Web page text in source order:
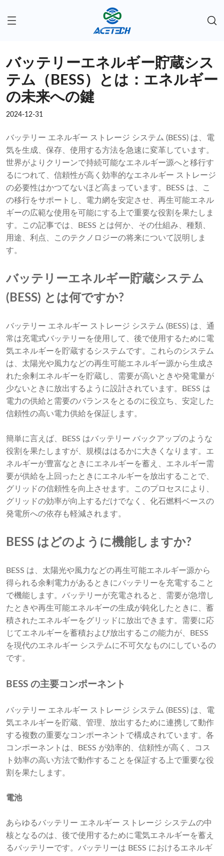
バッテリーエネルギー貯蔵シス
テム（BESS）とは：エネルギー
の未来への鍵
2024-12-31
バッテリー エネルギー ストレージ システム (BESS) は、電
気を生成、保存、使用する方法を急速に変革しています。
世界がよりクリーンで持続可能なエネルギー源へと移行す
るにつれて、信頼性が高く効率的なエネルギー ストレージ
の必要性はかつてないほど高まっています。BESS は、こ
の移行をサポートし、電力網を安定させ、再生可能エネル
ギーの広範な使用を可能にする上で重要な役割を果たしま
す。この記事では、BESS とは何か、その仕組み、種類、
用途、利点、このテクノロジーの将来について説明しま
す。
バッテリーエネルギー貯蔵システム
(BESS) とは何ですか?
バッテリー エネルギー ストレージ システム (BESS) は、通
常は充電式バッテリーを使用して、後で使用するために電
気エネルギーを貯蔵するシステムです。これらのシステム
は、太陽光や風力などの再生可能エネルギー源から生成さ
れた余剰エネルギーを貯蔵し、需要が高いときや発電量が
少ないときに放出するように設計されています。BESS は
電力の供給と需要のバランスをとるのに役立ち、安定した
信頼性の高い電力供給を保証します。
簡単に言えば、BESS はバッテリー バックアップのような
役割を果たしますが、規模ははるかに大きくなります。エ
ネルギーが豊富なときにエネルギーを蓄え、エネルギー需
要が供給を上回ったときにエネルギーを放出することで、
グリッドの信頼性を向上させます。このプロセスにより、
グリッドの効率が向上するだけでなく、化石燃料ベースの
発電所への依存も軽減されます。
BESS はどのように機能しますか?
BESS は、太陽光や風力などの再生可能エネルギー源から
得られる余剰電力があるときにバッテリーを充電すること
で機能します。バッテリーが充電されると、需要が急増し
たときや再生可能エネルギーの生成が鈍化したときに、蓄
積されたエネルギーをグリッドに放出できます。需要に応
じてエネルギーを蓄積および放出するこの能力が、BESS
を現代のエネルギー システムに不可欠なものにしているの
です。
BESS の主要コンポーネント
バッテリー エネルギー ストレージ システム (BESS) は、電
気エネルギーを貯蔵、管理、放出するために連携して動作
する複数の重要なコンポーネントで構成されています。各
コンポーネントは、BESS が効率的、信頼性が高く、コス
ト効率の高い方法で動作することを保証する上で重要な役
割を果たします。
電池
あらゆるバッテリー エネルギー ストレージ システムの中
核となるのは、後で使用するために電気エネルギーを蓄え
るバッテリーです。バッテリーは BESS におけるエネルギ